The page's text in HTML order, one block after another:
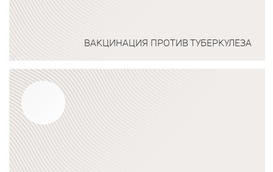
ВАКЦИНАЦИЯ ПРОТИВ ТУБЕРКУЛЕЗА
Подробнее о программе